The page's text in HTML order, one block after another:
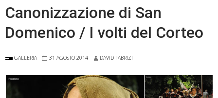
Canonizzazione di San
Domenico / I volti del Corteo
GALLERIA 31 AGOSTO 2014 DAVID FABRIZI